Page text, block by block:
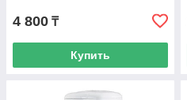
4 800 ₸
Купить